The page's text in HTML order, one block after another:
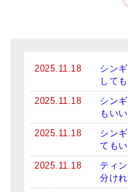
2025.11.18
シン
して
2025.11.18
シン
もい
2025.11.18
シン
ても
2025.11.18
ティ
分け